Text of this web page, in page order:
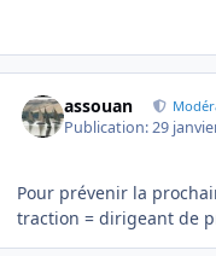
assouan
Publication:29
Pour prévenir la
traction = dirigeant de